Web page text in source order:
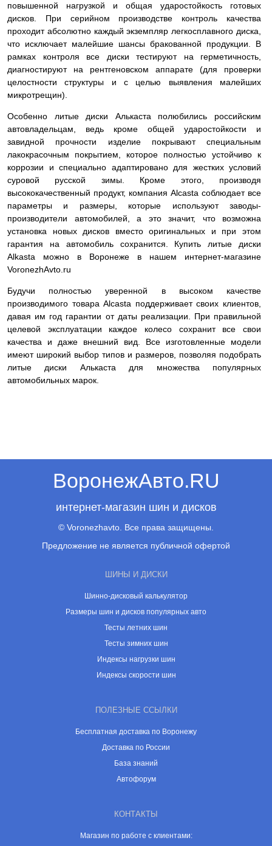
повышенной нагрузкой и общая ударостойкость готовых
дисков. При серийном производстве контроль качества
проходит абсолютно каждый экземпляр легкосплавного диска,
что исключает малейшие шансы бракованной продукции. В
рамках контроля все диски тестируют на герметичность,
диагностируют на рентгеновском аппарате (для проверки
целостности структуры и с целью выявления малейших
микротрещин).
Особенно литые диски Алькаста полюбились российским
автовладельцам, ведь кроме общей ударостойкости и
завидной прочности изделие покрывают специальным
лакокрасочным покрытием, которое полностью устойчиво к
коррозии и специально адаптировано для жестких условий
суровой русской зимы. Кроме этого, производя
высококачественный продукт, компания Alcasta соблюдает все
параметры и размеры, которые используют заводы-
производители автомобилей, а это значит, что возможна
установка новых дисков вместо оригинальных и при этом
гарантия на автомобиль сохранится. Купить литые диски
Alkasta можно в Воронеже в нашем интернет-магазине
VoronezhAvto.ru
Будучи полностью уверенной в высоком качестве
производимого товара Alcasta поддерживает своих клиентов,
давая им год гарантии от даты реализации. При правильной
целевой эксплуатации каждое колесо сохранит все свои
качества и даже внешний вид. Все изготовленные модели
имеют широкий выбор типов и размеров, позволяя подобрать
литые диски Алькаста для множества популярных
автомобильных марок.
ВоронежАвто.RU
интернет-магазин шин и дисков
© Voronezhavto. Все права защищены.
Предложение не является публичной офертой
ШИНЫ И ДИСКИ
Шинно-дисковый калькулятор
Размеры шин и дисков популярных авто
Тесты летних шин
Тесты зимних шин
Индексы нагрузки шин
Индексы скорости шин
ПОЛЕЗНЫЕ ССЫЛКИ
Бесплатная доставка по Воронежу
Доставка по России
База знаний
Автофорум
КОНТАКТЫ
Магазин по работе с клиентами: